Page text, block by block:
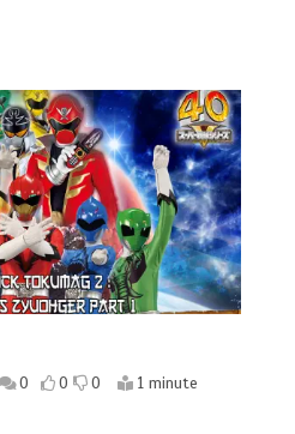
0 0 0
1 minute